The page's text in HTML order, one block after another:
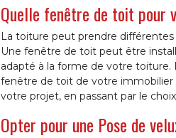
Quelle fenêtre de toit pour
La toiture peut prendre
Une fenêtre de toit peut être
adapté à la forme de votre
fenêtre de toit de votre immobilier
votre projet, en passant par le
Opter pour une Pose de